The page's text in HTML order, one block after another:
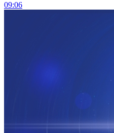
09:06